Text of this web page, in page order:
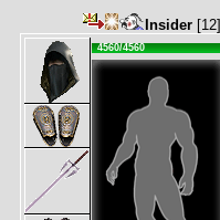
Insider[12]
4560/4560